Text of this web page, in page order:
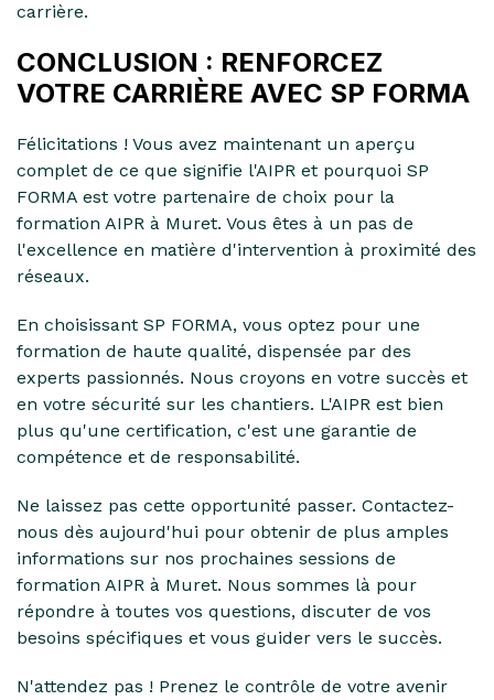
carrière.
CONCLUSION : RENFORCEZ
VOTRE CARRIÈRE AVEC SP FORMA
Félicitations ! Vous avez maintenant un aperçu
complet de ce que signifie l'AIPR et pourquoi SP
FORMA est votre partenaire de choix pour la
formation AIPR à Muret. Vous êtes à un pas de
l'excellence en matière d'intervention à proximité des
réseaux.
En choisissant SP FORMA, vous optez pour une
formation de haute qualité, dispensée par des
experts passionnés. Nous croyons en votre succès et
en votre sécurité sur les chantiers. L'AIPR est bien
plus qu'une certification, c'est une garantie de
compétence et de responsabilité.
Ne laissez pas cette opportunité passer. Contactez-
nous dès aujourd'hui pour obtenir de plus amples
informations sur nos prochaines sessions de
formation AIPR à Muret. Nous sommes là pour
répondre à toutes vos questions, discuter de vos
besoins spécifiques et vous guider vers le succès.
N'attendez pas ! Prenez le contrôle de votre avenir